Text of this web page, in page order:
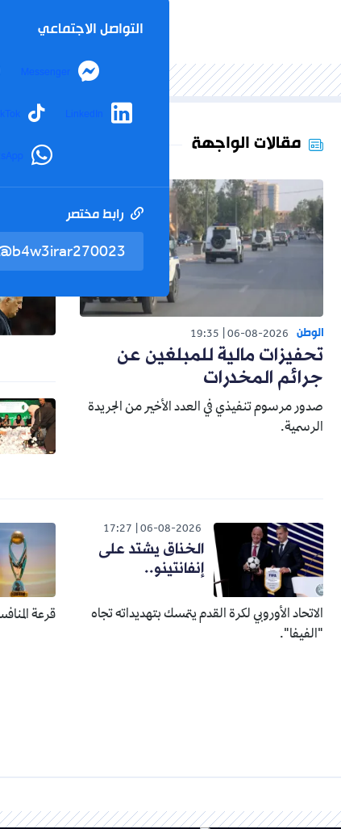
التواصل الاجتماعي
Messenger
LinkedIn
رابط مختصر
مقالات الواجهة
الوطن 06-08-2026
19:35
تحفيزات مالية للمبلغين عن
جرائم المخدرات
صدور مرسوم تنفيذي في العدد الأخير من الجريدة
الرسمية.
06-08-2026
17:27
الخناق يشتد على
إنفانتينو..
الاتحاد الأوروبي لكرة القدم يتمسك بتهديداته تجاه
"الفيفا".
قرعة